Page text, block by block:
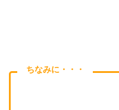
ちなみに・・・